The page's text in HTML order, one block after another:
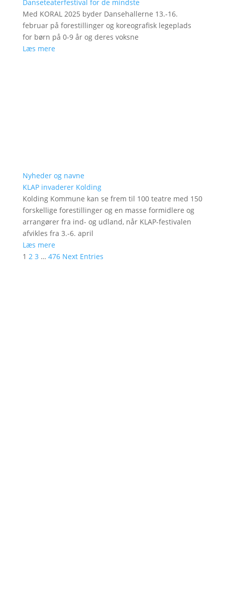
Danseteaterfestival for de mindste
Med KORAL 2025 byder Dansehallerne 13.-16.
februar på forestillinger og koreografisk legeplads
for børn på 0-9 år og deres voksne
Læs mere
Nyheder og navne
KLAP invaderer Kolding
Kolding Kommune kan se frem til 100 teatre med 150
forskellige forestillinger og en masse formidlere og
arrangører fra ind- og udland, når KLAP-festivalen
afvikles fra 3.-6. april
Læs mere
1 2 3 … 476 Next Entries